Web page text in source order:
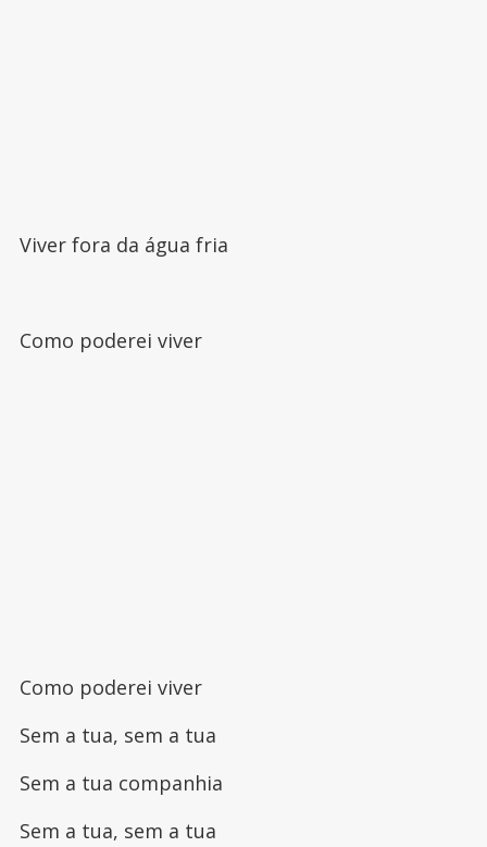
Viver fora da água fria
Como poderei viver
Como poderei viver
Sem a tua, sem a tua
Sem a tua companhia
Sem a tua, sem a tua